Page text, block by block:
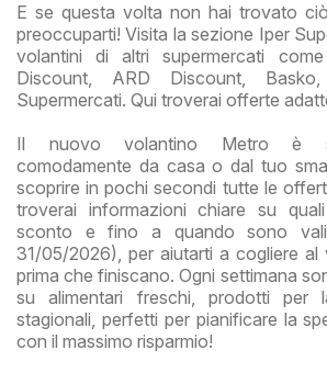
E se questa volta non hai trovato
preoccuparti! Visita la sezione Iper
volantini di altri supermercati
Discount, ARD Discount,
Supermercati. Qui troverai offerte
Il nuovo volantino Metro è
comodamente da casa o dal tuo
scoprire in pochi secondi tutte le
troverai informazioni chiare su
sconto e fino a quando sono
31/05/2026), per aiutarti a cogliere al
prima che finiscano. Ogni settimana
su alimentari freschi, prodotti per
stagionali, perfetti per pianificare la
con il massimo risparmio!